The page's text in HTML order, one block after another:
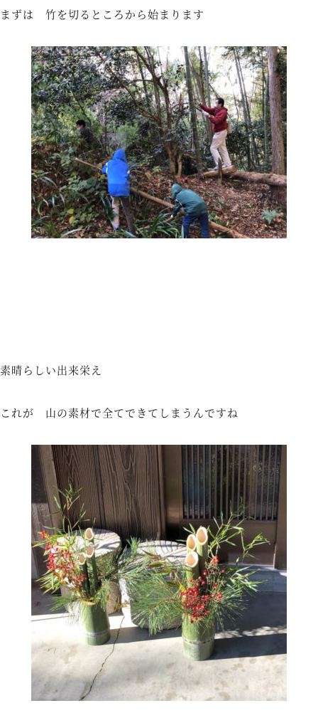
まずは 竹を切るところから始まります
素晴らしい出来栄え
これが 山の素材で全てできてしまうんですね